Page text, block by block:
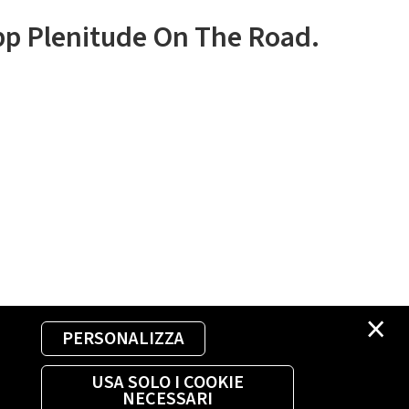
×
PERSONALIZZA
USA SOLO I COOKIE
NECESSARI
Plenitude On The Road.